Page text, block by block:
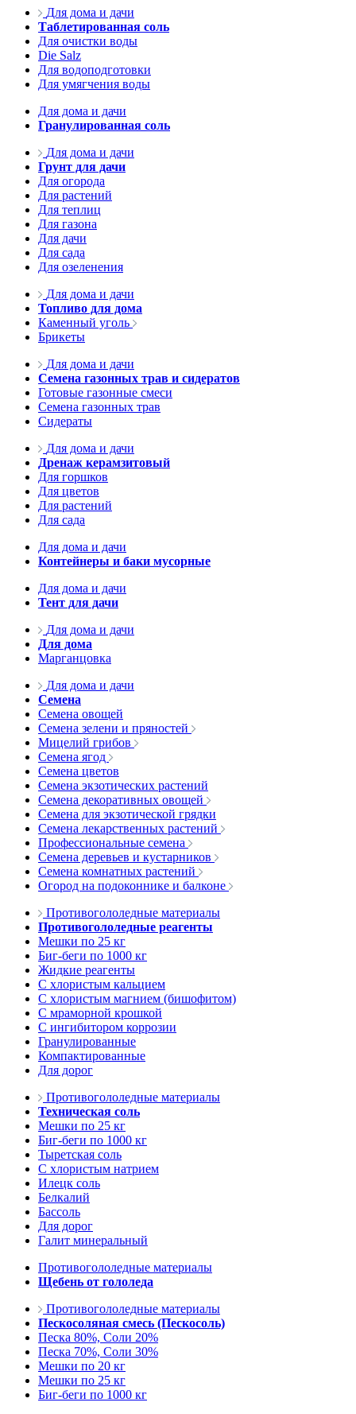
Для дома и дачи
Таблетированная соль
Для очистки воды
Die Salz
Для водоподготовки
Для умягчения воды
Для дома и дачи
Гранулированная соль
Для дома и дачи
Грунт для дачи
Для огорода
Для растений
Для теплиц
Для газона
Для дачи
Для сада
Для озеленения
Для дома и дачи
Топливо для дома
Каменный уголь
Брикеты
Для дома и дачи
Семена газонных трав и сидератов
Готовые газонные смеси
Семена газонных трав
Сидераты
Для дома и дачи
Дренаж керамзитовый
Для горшков
Для цветов
Для растений
Для сада
Для дома и дачи
Контейнеры и баки мусорные
Для дома и дачи
Тент для дачи
Для дома и дачи
Для дома
Марганцовка
Для дома и дачи
Семена
Семена овощей
Семена зелени и пряностей
Мицелий грибов
Семена ягод
Семена цветов
Семена экзотических растений
Семена декоративных овощей
Семена для экзотической грядки
Семена лекарственных растений
Профессиональные семена
Семена деревьев и кустарников
Семена комнатных растений
Огород на подоконнике и балконе
Противогололедные материалы
Противогололедные реагенты
Мешки по 25 кг
Биг-беги по 1000 кг
Жидкие реагенты
С хлористым кальцием
С хлористым магнием (бишофитом)
С мраморной крошкой
С ингибитором коррозии
Гранулированные
Компактированные
Для дорог
Противогололедные материалы
Техническая соль
Мешки по 25 кг
Биг-беги по 1000 кг
Тыретская соль
С хлористым натрием
Илецк соль
Белкалий
Бассоль
Для дорог
Галит минеральный
Противогололедные материалы
Щебень от гололеда
Противогололедные материалы
Пескосоляная смесь (Пескосоль)
Песка 80%, Соли 20%
Песка 70%, Соли 30%
Мешки по 20 кг
Мешки по 25 кг
Биг-беги по 1000 кг